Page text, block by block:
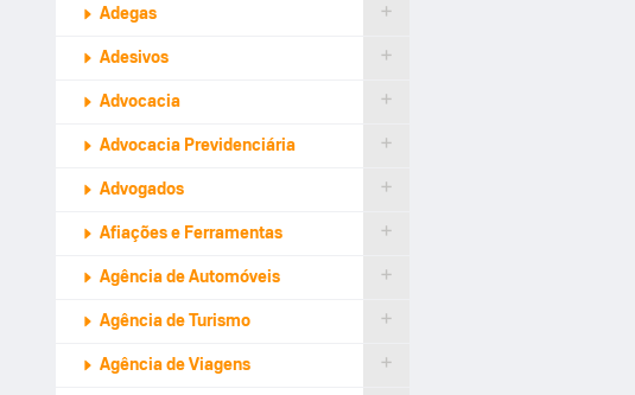
Adegas
Adesivos
Advocacia
Advocacia Previdenciária
Advogados
Afiações e Ferramentas
Agência de Automóveis
Agência de Turismo
Agência de Viagens